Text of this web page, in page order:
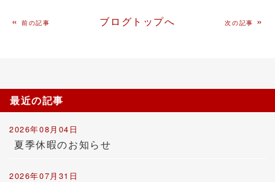
«前の記事 ブログトップへ 次の記事 »
最近の記事
2026年08月04日
夏季休暇のお知らせ
2026年07月31日